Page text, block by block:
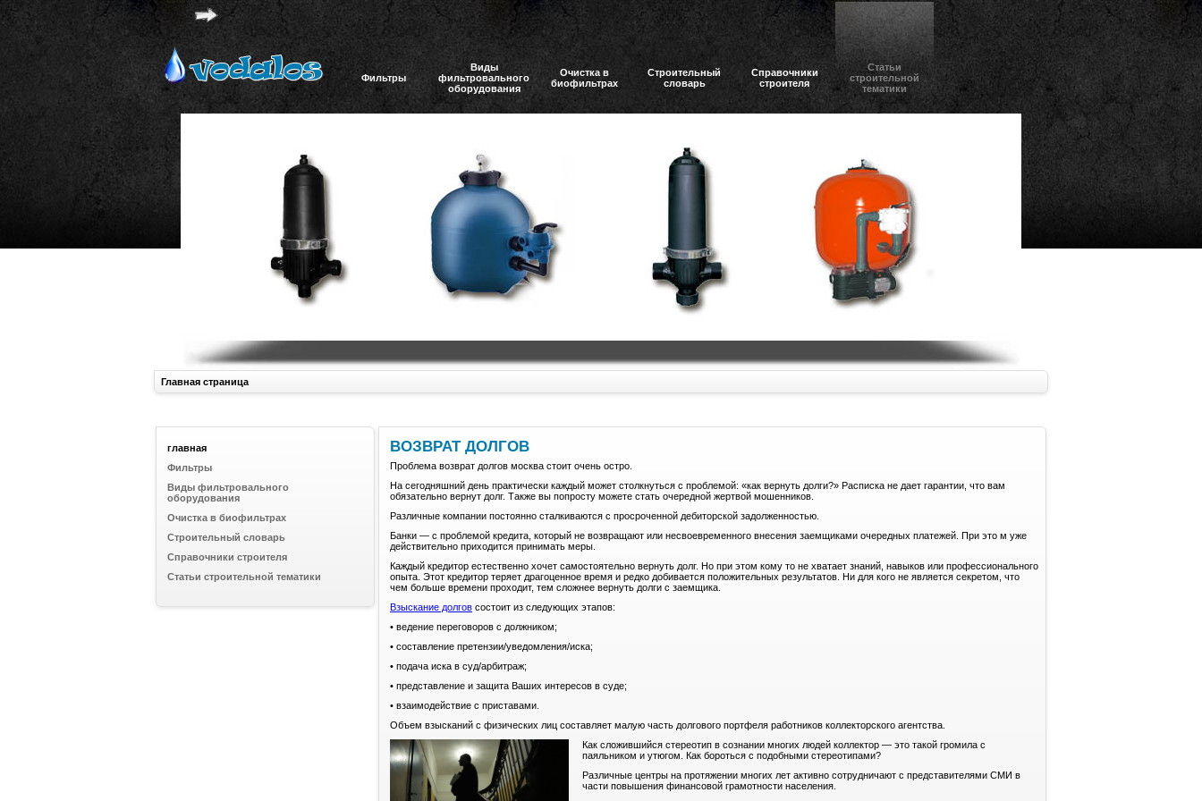
Фильтры
Виды
фильтровального
оборудования
Очистка в
биофильтрах
Строительный
словарь
Справочники
строителя
Статьи
строительной
тематики
Главная страница
ВОЗВРАТ ДОЛГОВ
Проблема возврат долгов москва стоит очень остро.
На сегодняшний день практически каждый может столкнуться с проблемой: «как вернуть долги?» Расписка не дает гарантии, что вам
обязательно вернут долг. Также вы попросту можете стать очередной жертвой мошенников.
Различные компании постоянно сталкиваются с просроченной дебиторской задолженностью.
Банки — с проблемой кредита, который не возвращают или несвоевременного внесения заемщиками очередных платежей. При это м уже
действительно приходится принимать меры.
Каждый кредитор естественно хочет самостоятельно вернуть долг. Но при этом кому то не хватает знаний, навыков или профессионального
опыта. Этот кредитор теряет драгоценное время и редко добивается положительных результатов. Ни для кого не является секретом, что
чем больше времени проходит, тем сложнее вернуть долги с заемщика.
Взыскание долгов состоит из следующих этапов:
• ведение переговоров с должником;
• составление претензии/уведомления/иска;
• подача иска в суд/арбитраж;
• представление и защита Ваших интересов в суде;
• взаимодействие с приставами.
Объем взысканий с физических лиц составляет малую часть долгового портфеля работников коллекторского агентства.
Как сложившийся стереотип в сознании многих людей коллектор — это такой громила с
паяльником и утюгом. Как бороться с подобными стереотипами?
Различные центры на протяжении многих лет активно сотрудничают с представителями СМИ в
части повышения финансовой грамотности населения.
главная
Фильтры
Виды фильтровального
оборудования
Очистка в биофильтрах
Строительный словарь
Справочники строителя
Статьи строительной тематики